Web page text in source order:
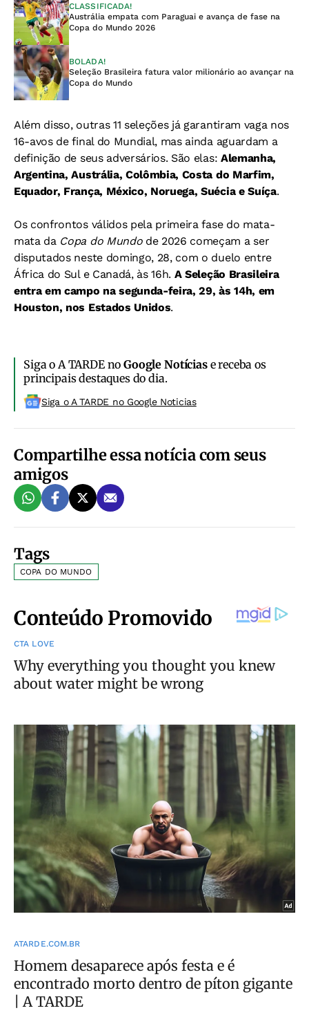
CLASSIFICADA!
Austrália empata com Paraguai e avança de fase na
Copa do Mundo 2026
BOLADA!
Seleção Brasileira fatura valor milionário ao avançar na
Copa do Mundo
Além disso, outras 11 seleções já garantiram vaga nos
16-avos de final do Mundial, mas ainda aguardam a
definição de seus adversários. São elas: Alemanha,
Argentina, Austrália, Colômbia, Costa do Marfim,
Equador, França, México, Noruega, Suécia e Suíça.
Os confrontos válidos pela primeira fase do mata-
mata da Copa do Mundode 2026 começam a ser
disputados neste domingo, 28, com o duelo entre
África do Sul e Canadá, às 16h. A Seleção Brasileira
entra em campo na segunda-feira, 29, às 14h, em
Houston, nos Estados Unidos.
Siga o A TARDE noGoogle Notíciase receba os
principais destaques do dia.
Siga o A TARDE no Google Noticias
Compartilhe essa notícia com seus
amigos
Tags
COPA DO MUNDO